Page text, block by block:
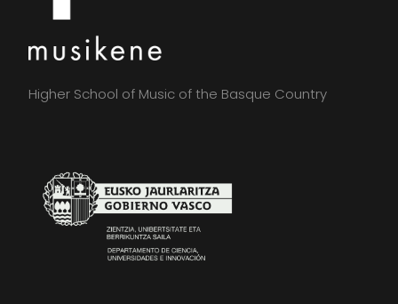
Higher School of Music of the Basque Country